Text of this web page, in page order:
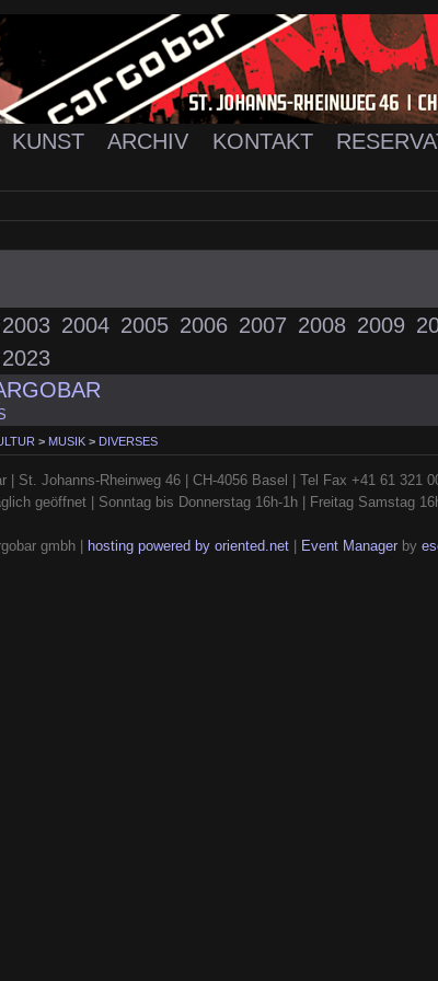
KUNST ARCHIV KONTAKT
2003 2004 2005 2006 2007 2008 2009
2023
> MUSIK > DIVERSES
| St. Johanns-Rheinweg 46 | CH-4056 Basel | Tel Fax +41 61 321
geöffnet | Sonntag bis Donnerstag 16h-1h | Freitag Samstag
gmbh | hosting powered by oriented.net| Event Managerby